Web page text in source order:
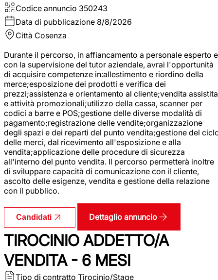
Codice annuncio 350243
Data di pubblicazione 8/8/2026
Città Cosenza
Durante il percorso, in affiancamento a personale esperto e
con la supervisione del tutor aziendale, avrai l'opportunità
di acquisire competenze in:allestimento e riordino della
merce;esposizione dei prodotti e verifica dei
prezzi;assistenza e orientamento al cliente;vendita assistita
e attività promozionali;utilizzo della cassa, scanner per
codici a barre e POS;gestione delle diverse modalità di
pagamento;registrazione delle vendite;organizzazione
degli spazi e dei reparti del punto vendita;gestione del
delle merci, dal ricevimento all'esposizione e alla
vendita;applicazione delle procedure di sicurezza
all'interno del punto vendita. Il percorso permetterà inoltre
di sviluppare capacità di comunicazione con il cliente,
ascolto delle esigenze, vendita e gestione della relazione
con il pubblico.
Candidati Dettaglio annuncio
TIROCINIO ADDETTO/A
VENDITA - 6 MESI
Tipo di contratto Tirocinio/Stage